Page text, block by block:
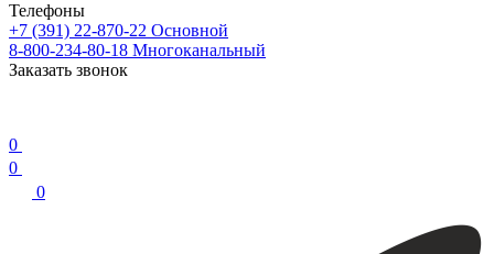
Телефоны
+7 (391) 22-870-22 Основной
8-800-234-80-18 Многоканальный
Заказать звонок
0
0
0